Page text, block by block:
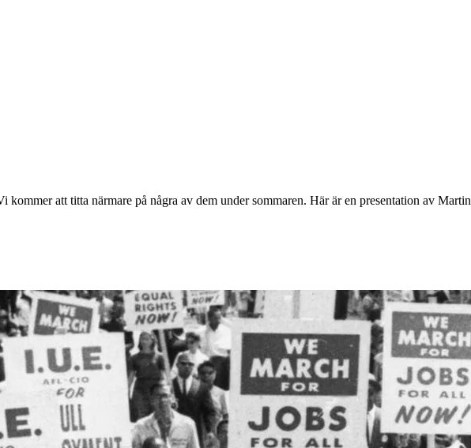
att titta närmare på några av dem under sommaren. Här är en presentation av